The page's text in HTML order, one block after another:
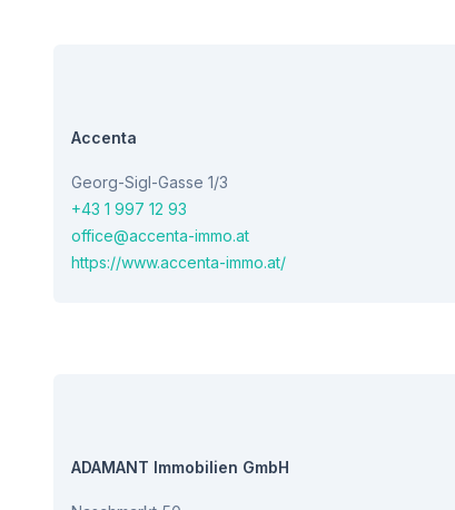
Accenta
Georg-Sigl-Gasse 1/3
+43 1 997 12 93
office@accenta-immo.at
https://www.accenta-immo.at/
ADAMANT Immobilien GmbH